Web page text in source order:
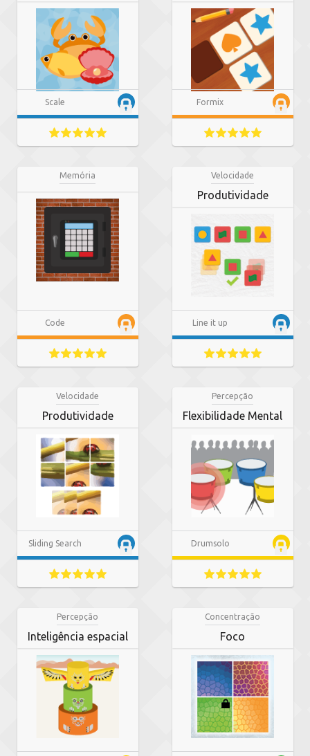
Scale Formix
Memória
Code
Velocidade
Produtividade
Line it up
Velocidade
Produtividade
Sliding Search
Percepção
Flexibilidade Mental
Drumsolo
Percepção
Inteligência espacial
Concentração
Foco